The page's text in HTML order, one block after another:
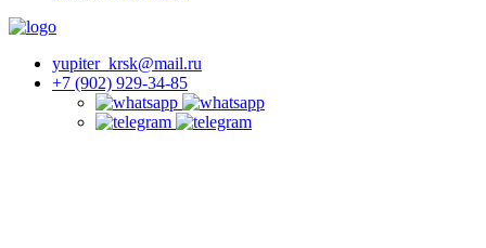
yupiter_krsk@mail.ru
+7 (902) 929-34-85